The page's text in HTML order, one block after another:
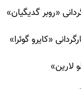
«روبر گدیگیان»
«کایرو گوئرا»
لارین»